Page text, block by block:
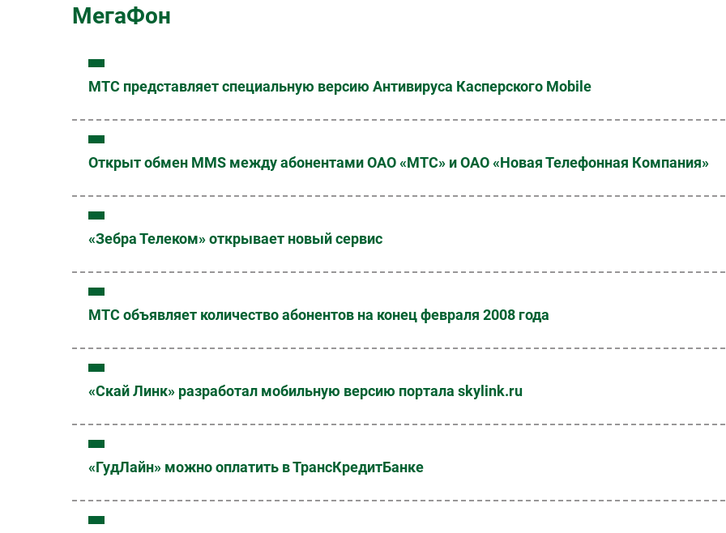
Импорто­замещение
Интернет
Фиксированная связь
Интеграция
Рынок ПК
ПО
Outsourcing
Инновации
CIO/Управление ИТ
МегаФон
МТС представляет специальную версию Антивируса Касперского Mobile
Открыт обмен MMS между абонентами OAO «МТС» и ОАО «Новая Телефонная Компания»
«Зебра Телеком» открывает новый сервис
МТС объявляет количество абонентов на конец февраля 2008 года
«Скай Линк» разработал мобильную версию портала skylink.ru
«ГудЛайн» можно оплатить в ТрансКредитБанке